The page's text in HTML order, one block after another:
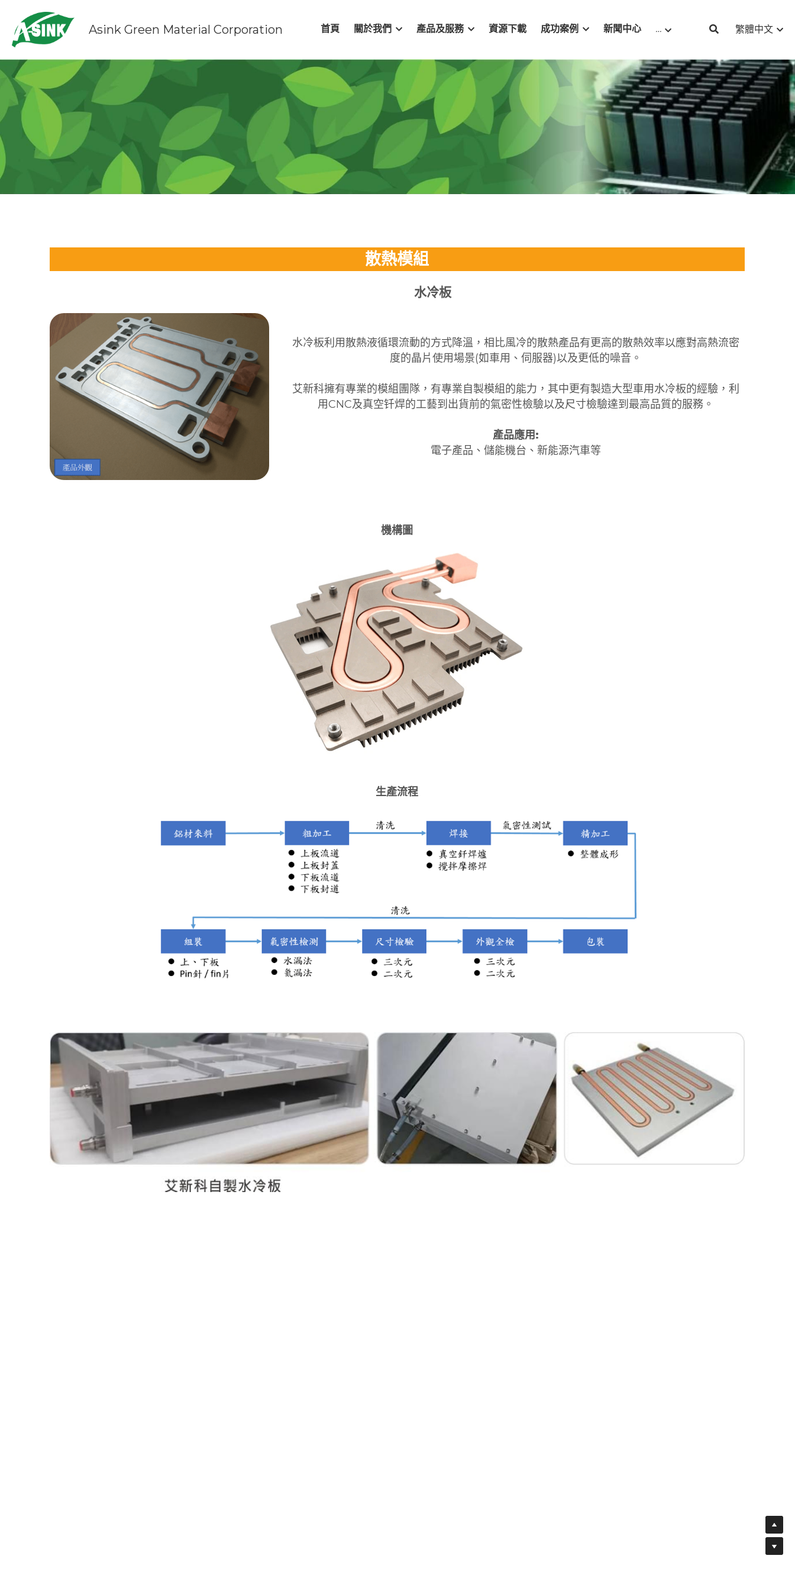
Asink Green Material Corporation 首頁 關於我們 產品及服務 資源下載 成功案例 新聞中心 … 繁體中文
散熱模組
水冷板
水冷板利用散熱液循環流動的方式降溫，相比風冷的散熱產品有更高的散熱效率以應對高熱流密
度的晶片使用場景(如車用、伺服器)以及更低的噪音。
艾新科擁有專業的模組團隊，有專業自製模組的能力，其中更有製造大型車用水冷板的經驗，利
用CNC及真空钎焊的工藝到出貨前的氣密性檢驗以及尺寸檢驗達到最高品質的服務。
產品應用:
電子產品、儲能機台、新能源汽車等
機構圖
生產流程